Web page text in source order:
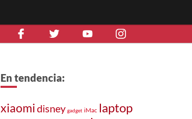
En tendencia:
xiaomidisney gadget iMac laptop